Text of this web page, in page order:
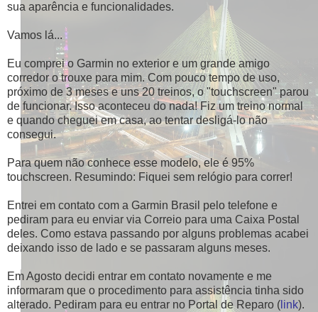
sua aparência e funcionalidades.
Vamos lá...
Eu comprei o Garmin no exterior e um grande amigo
corredor o trouxe para mim. Com pouco tempo de uso,
próximo de 3 meses e uns 20 treinos, o "touchscreen" parou
de funcionar. Isso aconteceu do nada! Fiz um treino normal
e quando cheguei em casa, ao tentar desligá-lo não
consegui.
Para quem não conhece esse modelo, ele é 95%
touchscreen. Resumindo: Fiquei sem relógio para correr!
Entrei em contato com a Garmin Brasil pelo telefone e
pediram para eu enviar via Correio para uma Caixa Postal
deles. Como estava passando por alguns problemas acabei
deixando isso de lado e se passaram alguns meses.
Em Agosto decidi entrar em contato novamente e me
informaram que o procedimento para assistência tinha sido
alterado. Pediram para eu entrar no Portal de Reparo ( link).